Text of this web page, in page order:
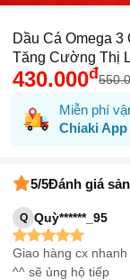
Dầu Cá Omega 3
Tăng Cường Thị
430.000đ
Miễn phí
Chiaki App
5/5Đánh giá
Q Quỳ******_95
Giao hàng cx
^^ sẽ ủng hộ tiếp